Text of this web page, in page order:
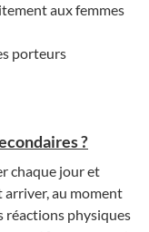
aux femmes
porteurs
?
chaque jour et
arriver, au moment
réactions physiques